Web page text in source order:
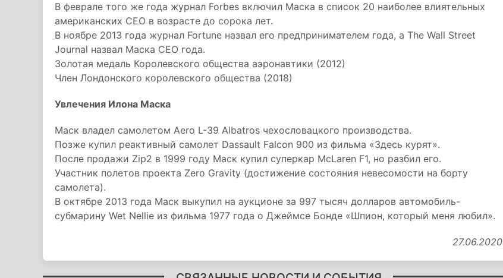
В феврале того же года журнал Forbes включил Маска в список 20 наиболее влиятельных
американских CEO в возрасте до сорока лет.
В ноябре 2013 года журнал Fortune назвал его предпринимателем года, а The Wall Street
Journal назвал Маска CEO года.
Золотая медаль Королевского общества аэронавтики (2012)
Член Лондонского королевского общества (2018)
Увлечения Илона Маска
Маск владел самолетом Aero L-39 Albatros чехословацкого производства.
Позже купил реактивный самолет Dassault Falcon 900 из фильма «Здесь курят».
После продажи Zip2 в 1999 году Маск купил суперкар McLaren F1, но разбил его.
Участник полетов проекта Zero Gravity (достижение состояния невесомости на борту
самолета).
В октябре 2013 года Маск выкупил на аукционе за 997 тысяч долларов автомобиль-
субмарину Wet Nellie из фильма 1977 года о Джеймсе Бонде «Шпион, который меня любил».
27.06.2020